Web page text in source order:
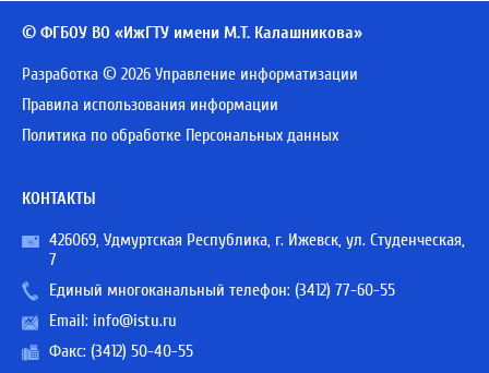
© ФГБОУ ВО «ИжГТУ имени М.Т. Калашникова»
Разработка © 2026 Управление информатизации
Правила использования информации
Политика по обработке Персональных данных
КОНТАКТЫ
426069, Удмуртская Республика, г. Ижевск, ул. Студенческая,
7
Единый многоканальный телефон: (3412) 77-60-55
Email: info@istu.ru
Факс: (3412) 50-40-55